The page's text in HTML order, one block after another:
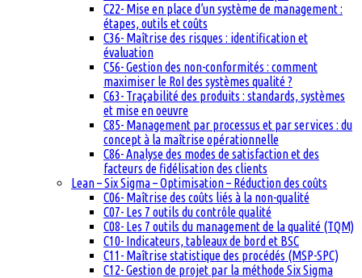
C22- Mise en place d’un système de management :
étapes, outils et coûts
C36- Maîtrise des risques : identification et
évaluation
C56- Gestion des non-conformités : comment
maximiser le RoI des systèmes qualité ?
C63- Traçabilité des produits : standards, systèmes
et mise en oeuvre
C85- Management par processus et par services : du
concept à la maîtrise opérationnelle
C86- Analyse des modes de satisfaction et des
facteurs de fidélisation des clients
Lean – Six Sigma – Optimisation – Réduction des coûts
C06- Maîtrise des coûts liés à la non-qualité
C07- Les 7 outils du contrôle qualité
C08- Les 7 outils du management de la qualité (TQM)
C10- Indicateurs, tableaux de bord et BSC
C11- Maîtrise statistique des procédés (MSP-SPC)
C12- Gestion de projet par la méthode Six Sigma